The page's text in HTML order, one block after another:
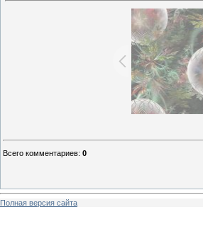
Всего комментариев: 0
Полная версия сайта